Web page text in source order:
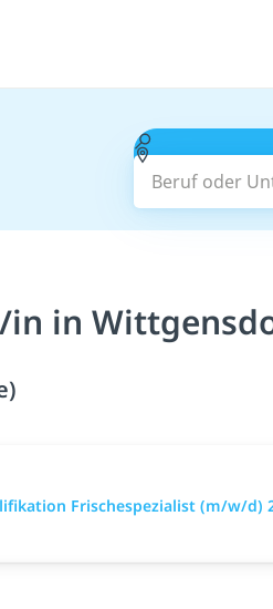
Beruf oder
in
Frischespezialist (m/w/d)